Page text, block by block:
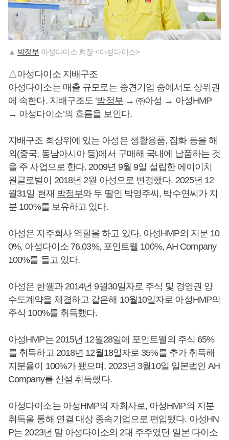
▲ 박정부 아성다이소 회장 <아성다이소>
△아성다이소 지배구조
아성다이소는 매출 규모로는 중견기업 중에서도 상위권
에 속한다. 지배구조도 ‘박정부→ ㈜아성 → 아성HMP
→ 아성다이소’의 흐름을 보인다.
지배구조 최상위에 있는 아성은 생활용품, 잡화 등을 해
외(중국, 동남아시아 등)에서 구매해 국내에 납품하는 것
을 주 사업으로 한다. 2009년 9월 9일 설립한 에이이치
원글로벌이 2018년 2월 아성으로 변경했다. 2025년 12
월31일 현재 박정부와 두 딸인 박영주씨, 박수연씨가 지
분 100%를 보유하고 있다.
아성은 지주회사 역할을 하고 있다. 아성HMP의 지분 10
0%, 아성다이소 76.03%, 포인트웰 100%, AH Company
100%를 들고 있다.
아성은 한웰과 2014년 9월30일자로 주식 및 경영권 양
수도계약을 체결하고 같은해 10월10일자로 아성HMP의
주식 100%를 취득했다.
아성HMP는 2015년 12월28일에 포인트웰의 주식 65%
를 취득하고 2018년 12월18일자로 35%를 추가 취득해
지분율이 100%가 됐으며, 2023년 3월10일 일본법인 AH
Company를 신설 취득했다.
아성다이소는 아성HMP의 자회사로, 아성HMP의 지분
취득을 통해 연결 대상 종속기업으로 편입됐다. 아성HN
P는 2023년 말 아성다이소의 2대 주주였던 일본 다이소